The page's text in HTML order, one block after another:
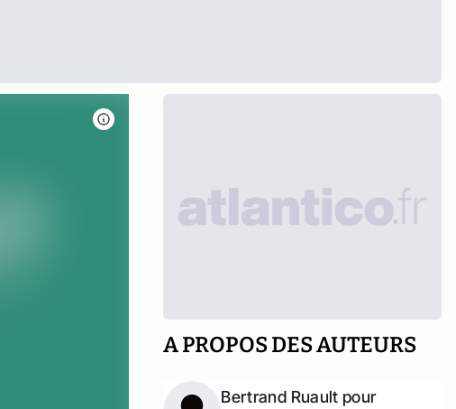
A PROPOS DES AUTEURS
Bertrand Ruault pour